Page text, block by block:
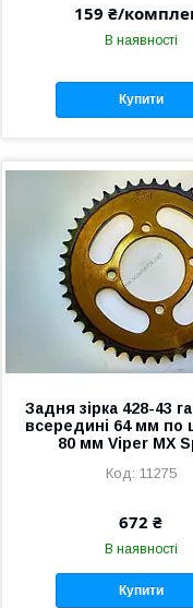
159 ₴/
В наявності
Купити
Задня зірка 428-43
всередині 64 мм по
80 мм Viper MX
11275
672 ₴
В наявності
Купити